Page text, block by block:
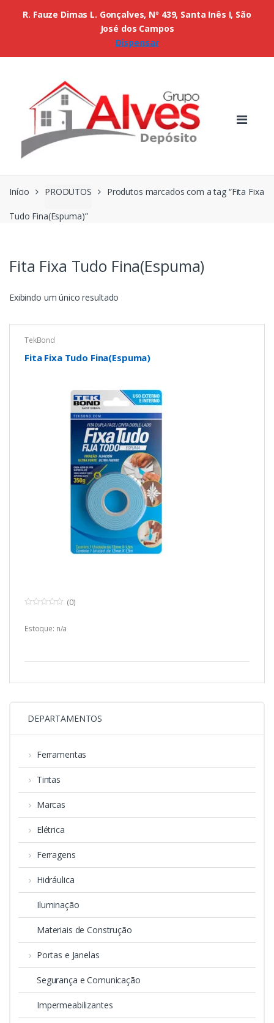
Início PRODUTOS Produtos marcados com a tag “Fita Fixa
Tudo Fina(Espuma)”
Fita Fixa Tudo Fina(Espuma)
Exibindo um único resultado
TekBond
Fita Fixa Tudo Fina(Espuma)
u
(0)
Estoque: n/a
DEPARTAMENTOS
Ferramentas
Tintas
Marcas
Elétrica
Ferragens
Hidráulica
Iluminação
Materiais de Construção
Portas e Janelas
Segurança e Comunicação
Impermeabilizantes
R. Fauze Dimas L. Gonçalves, Nº 439, Santa Inês I, São
José dos Campos
Dispensar